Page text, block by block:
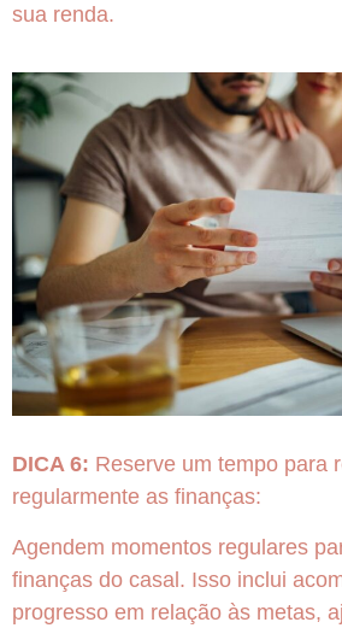
sua renda.
DICA 6: Reserve um tempo para
regularmente as finanças:
Agendem momentos regulares
finanças do casal. Isso inclui
progresso em relação às metas,